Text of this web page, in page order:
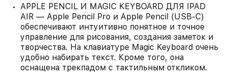
APPLE PENCIL И MAGIC KEYBOARD ДЛЯ IPAD
AIR — Apple Pencil Pro и Apple Pencil (USB-C)
обеспечивают интуитивно понятное и точное
управление для рисования, создания заметок и
творчества. На клавиатуре Magic Keyboard очень
удобно набирать текст. Кроме того, она
оснащена трекпадом с тактильным откликом.